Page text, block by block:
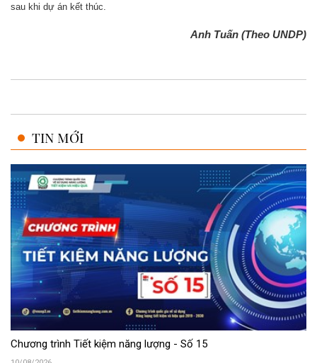
sau khi dự án kết thúc.
Anh Tuấn (Theo UNDP)
TIN MỚI
Chương trình Tiết kiệm năng lượng - Số 15